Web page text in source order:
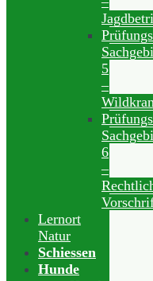
5
–
6
–
Lernort
Natur
Schiessen
Hunde